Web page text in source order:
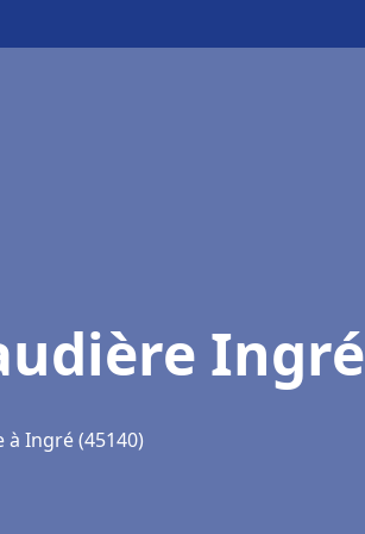
Ingré
Ingré (45140)